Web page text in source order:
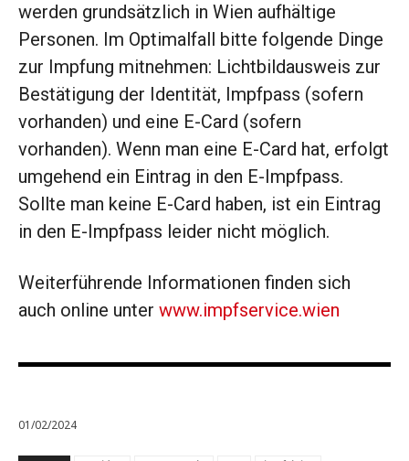
werden grundsätzlich in Wien aufhältige
Personen. Im Optimalfall bitte folgende Dinge
zur Impfung mitnehmen: Lichtbildausweis zur
Bestätigung der Identität, Impfpass (sofern
vorhanden) und eine E-Card (sofern
vorhanden). Wenn man eine E-Card hat, erfolgt
umgehend ein Eintrag in den E-Impfpass.
Sollte man keine E-Card haben, ist ein Eintrag
in den E-Impfpass leider nicht möglich.
Weiterführende Informationen finden sich
auch online unter www.impfservice.wien
01/02/2024